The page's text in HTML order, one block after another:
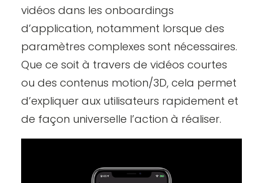
vidéos dans les onboardings
d’application, notamment lorsque des
paramètres complexes sont nécessaires.
Que ce soit à travers de vidéos courtes
ou des contenus motion/3D, cela permet
d’expliquer aux utilisateurs rapidement et
de façon universelle l’action à réaliser.